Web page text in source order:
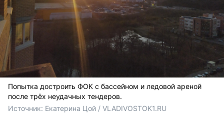
Попытка достроить ФОК с бассейном и ледовой ареной
после трёх неудачных тендеров.
Источник: Екатерина Цой / VLADIVOSTOK1.RU